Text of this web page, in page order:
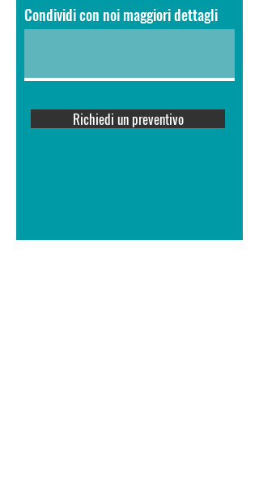
Condividi con noi maggiori dettagli
Richiedi un preventivo